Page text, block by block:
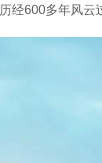
历经600多年风云